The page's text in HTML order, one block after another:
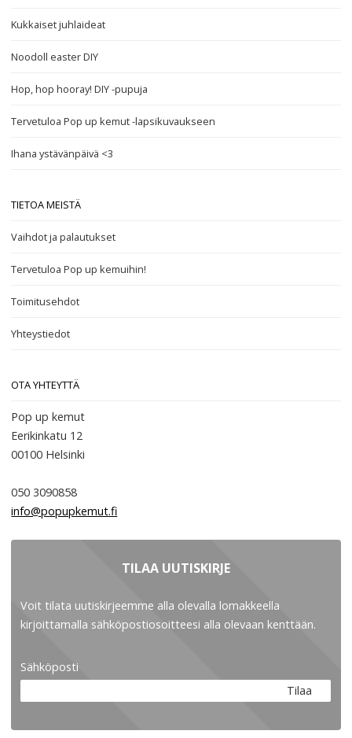
Kukkaiset juhlaideat
Noodoll easter DIY
Hop, hop hooray! DIY -pupuja
Tervetuloa Pop up kemut -lapsikuvaukseen
Ihana ystävänpäivä <3
TIETOA MEISTÄ
Vaihdot ja palautukset
Tervetuloa Pop up kemuihin!
Toimitusehdot
Yhteystiedot
OTA YHTEYTTÄ
Pop up kemut
Eerikinkatu 12
00100 Helsinki
050 3090858
info@popupkemut.fi
TILAA UUTISKIRJE
Voit tilata uutiskirjeemme alla olevalla lomakkeella
kirjoittamalla sähköpostiosoitteesi alla olevaan kenttään.
Sähköposti
Tilaa